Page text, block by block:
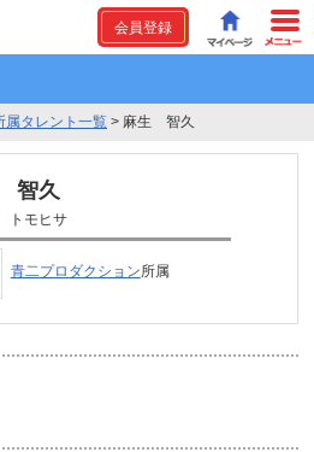
会員登録
属タレント一覧 > 麻生 智久
智久
トモヒサ
青二プロダクション所属